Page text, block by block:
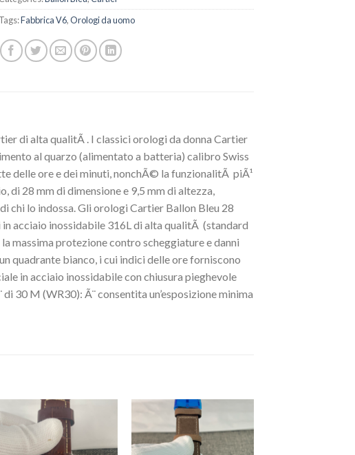
Tags:Fabbrica V6,Orologi da uomo
di alta qualitÃ . I classici orologi da donna Cartier
al quarzo (alimentato a batteria) calibro Swiss
delle ore e dei minuti, nonchÃ© la funzionalitÃ piÃ¹
di 28 mm di dimensione e 9,5 mm di altezza,
chi lo indossa. Gli orologi Cartier Ballon Bleu 28
acciaio inossidabile 316L di alta qualitÃ (standard
massima protezione contro scheggiature e danni
quadrante bianco, i cui indici delle ore forniscono
in acciaio inossidabile con chiusura pieghevole
30 M (WR30): Ã¨ consentita un’esposizione minima